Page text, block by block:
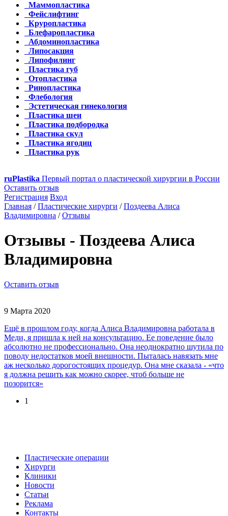
Маммопластика
Фейслифтинг
Круропластика
Блефаропластика
Абдоминопластика
Липосакция
Липофилинг
Пластика губ
Отопластика
Ринопластика
Флебология
Эстетическая гинекология
Пластика шеи
Пластика подбородка
Пластика скул
Пластика ягодиц
Пластика рук
ruPlastika Первый портал о пластической хирургии в России
Оставить отзыв
Регистрация Вход
Главная / Пластические хирурги / Поздеева Алиса
Владимировна / Отзывы
Отзывы - Поздеева Алиса
Владимировна
Оставить отзыв
9 Марта 2020
Ещё в прошлом году, когда Алиса Владимировна работала в
Меди, я пришла к ней на консультацию. Ее поведение было
абсолютно не профессионально. Она неоднократно шутила по
поводу недостатков моей внешности. Пыталась навязать мне
аж несколько дорогостоящих процедур. Она мне сказала - «что
я должна решить как можно скорее, чтоб больше не
позорится»
1
Пластические операции
Хирурги
Клиники
Новости
Статьи
Реклама
Контакты